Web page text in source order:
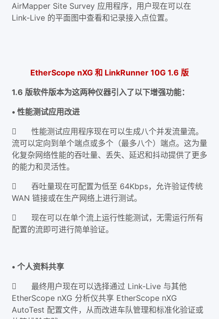
AirMapper Site Survey 应用程序，用户现在可以在
Link-Live 的平面图中查看和记录接入点位置。
EtherScope nXG 和 LinkRunner 10G 1.6 版
1.6 版软件版本为这两种仪器引入了以下增强功能：
• 性能测试应用改进

性能测试应用程序现在可以生成八个并发流量流。
流可以定向到单个端点或多个（最多八个）端点。这为量
化复杂网络性能的吞吐量、丢失、延迟和抖动提供了更多
的能力和灵活性。

吞吐量现在可配置为低至 64Kbps，允许验证传统
WAN 链接或在生产网络上进行测试。

现在可以在单个流上运行性能测试，无需运行所有
配置的流即可进行简单验证。
• 个人资料共享

最终用户现在可以选择通过 Link-Live 与其他
EtherScope nXG 分析仪共享 EtherScope nXG
AutoTest 配置文件，从而改进车队管理和标准化验证或